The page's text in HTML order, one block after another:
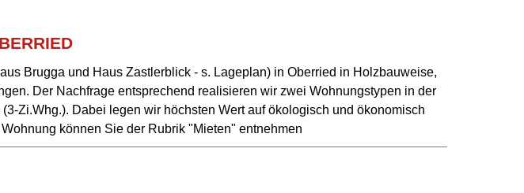
Brugga und Haus Zastlerblick - s. Lageplan) in Oberried in Holzbauweise,
Der Nachfrage entsprechend realisieren wir zwei Wohnungstypen in der
Zi.Whg.). Dabei legen wir höchsten Wert auf ökologisch und ökonomisch
können Sie der Rubrik "Mieten" entnehmen